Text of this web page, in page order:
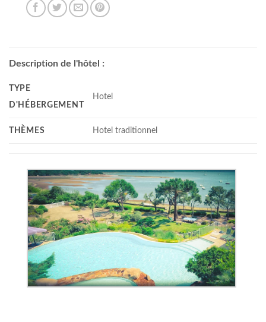
Description de l'hôtel :
TYPE
D'HÉBERGEMENT
Hotel
THÈMES Hotel traditionnel